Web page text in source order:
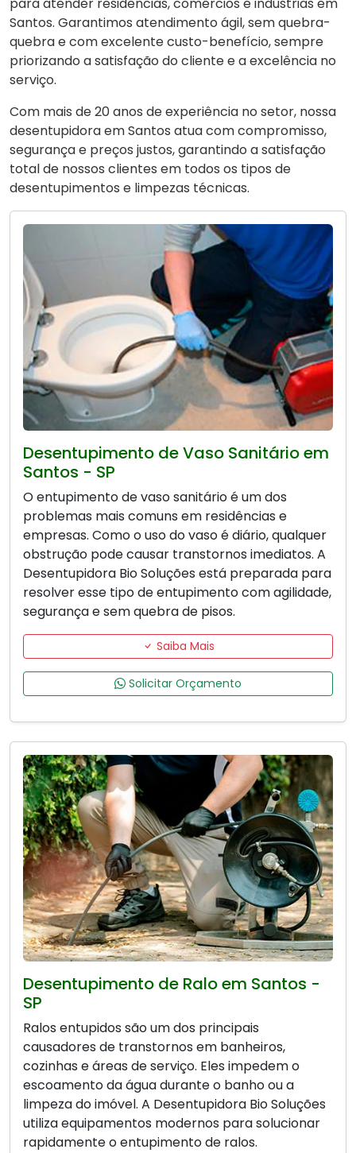
para atender residências, comércios e indústrias em
Santos. Garantimos atendimento ágil, sem quebra-
quebra e com excelente custo-benefício, sempre
priorizando a satisfação do cliente e a excelência no
serviço.
Com mais de 20 anos de experiência no setor, nossa
desentupidora em Santos atua com compromisso,
segurança e preços justos, garantindo a satisfação
total de nossos clientes em todos os tipos de
desentupimentos e limpezas técnicas.
Desentupimento de Vaso Sanitário em
Santos - SP
O entupimento de vaso sanitário é um dos
problemas mais comuns em residências e
empresas. Como o uso do vaso é diário, qualquer
obstrução pode causar transtornos imediatos. A
Desentupidora Bio Soluções está preparada para
resolver esse tipo de entupimento com agilidade,
segurança e sem quebra de pisos.
Saiba Mais
Solicitar Orçamento
Desentupimento de Ralo em Santos -
SP
Ralos entupidos são um dos principais
causadores de transtornos em banheiros,
cozinhas e áreas de serviço. Eles impedem o
escoamento da água durante o banho ou a
limpeza do imóvel. A Desentupidora Bio Soluções
utiliza equipamentos modernos para solucionar
rapidamente o entupimento de ralos.